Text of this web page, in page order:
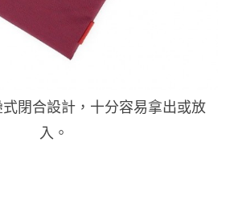
閉合設計，十分容易拿出或放
入。